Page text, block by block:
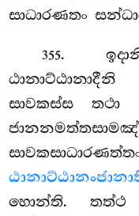
සාධාරණතං
355.
සාවකස්ස තථා
ඨානාට්ඨානං
හොන්ති. තත්ථ